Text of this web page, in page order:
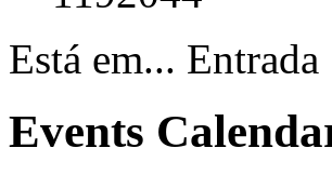
Está em... Entrada
Events